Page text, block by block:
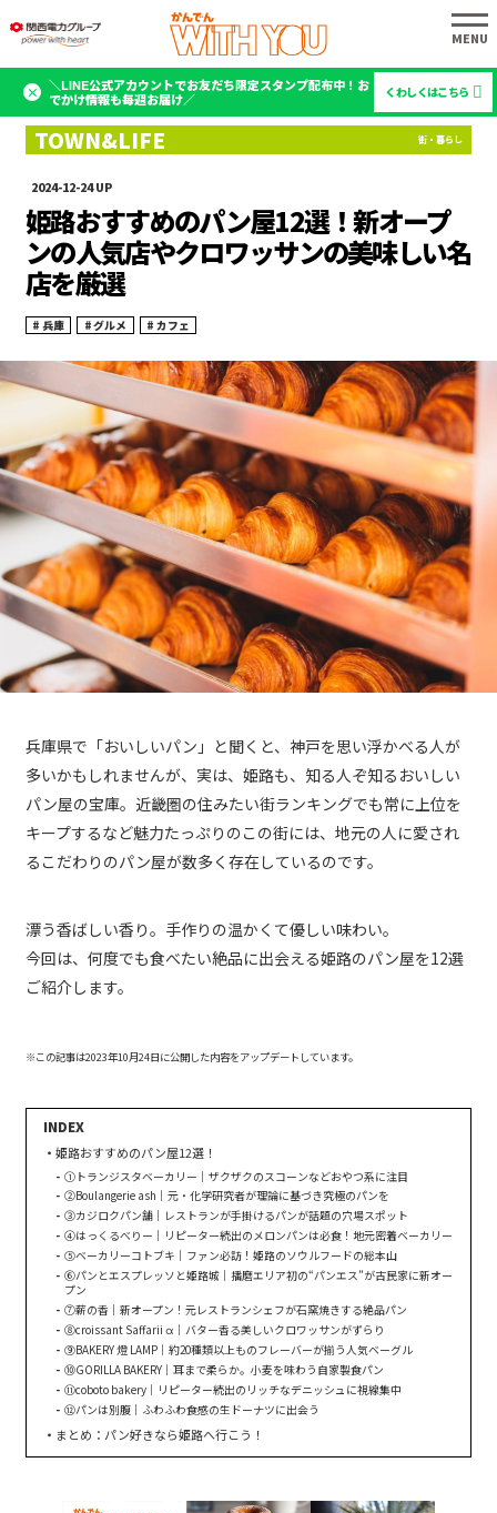
＼LINE公式アカウントでお友だち限定スタンプ配布中！お
でかけ情報も毎週お届け／
くわしくはこちら
2024-12-24
姫路おすすめのパン屋12選！新オープ
ンの人気店やクロワッサンの美味しい名
店を厳選
兵庫 グルメ カフェ
兵庫県で「おいしいパン」と聞くと、神戸を思い浮かべる人が
多いかもしれませんが、実は、姫路も、知る人ぞ知るおいしい
パン屋の宝庫。近畿圏の住みたい街ランキングでも常に上位を
キープするなど魅力たっぷりのこの街には、地元の人に愛され
るこだわりのパン屋が数多く存在しているのです。
漂う香ばしい香り。手作りの温かくて優しい味わい。
今回は、何度でも食べたい絶品に出会える姫路のパン屋を12選
ご紹介します。
※この記事は2023年10月24日に公開した内容をアップデートしています。
姫路おすすめのパン屋12選！
①トランジスタベーカリー｜ザクザクのスコーンなどおやつ系に注目
②Boulangerie ash｜元・化学研究者が理論に基づき究極のパンを
③カジロクパン舗｜レストランが手掛けるパンが話題の穴場スポット
④はっくるべりー｜リピーター続出のメロンパンは必食！地元密着ベーカリー
⑤ベーカリーコトブキ｜ファン必訪！姫路のソウルフードの総本山
⑥パンとエスプレッソと姫路城｜播磨エリア初の“パンエス”が古民家に新オー
プン
⑦薪の香｜新オープン！元レストランシェフが石窯焼きする絶品パン
⑧croissant Saffarii α｜バター香る美しいクロワッサンがずらり
⑨BAKERY 燈 LAMP｜約20種類以上ものフレーバーが揃う人気ベーグル
⑩GORILLA BAKERY｜耳まで柔らか。小麦を味わう自家製食パン
⑪coboto bakery｜リピーター続出のリッチなデニッシュに視線集中
⑫パンは別腹｜ふわふわ食感の生ドーナツに出会う
まとめ：パン好きなら姫路へ行こう！